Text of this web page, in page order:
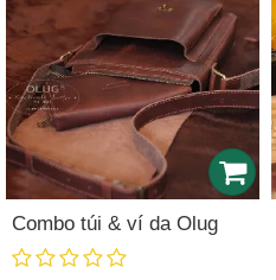
Combo túi & ví da Olug